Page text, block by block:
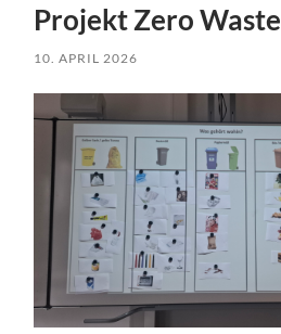
Projekt Zero Waste
10. APRIL 2026